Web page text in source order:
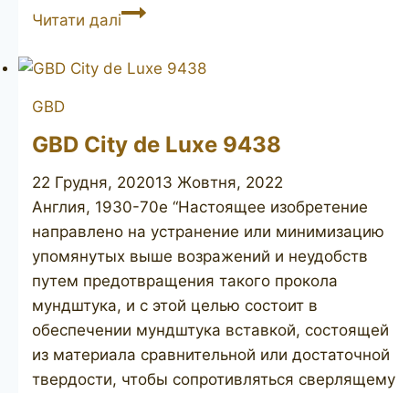
Читати даліCHARATAN’S
Special
bore
GBD
GBD City de Luxe 9438
22 Грудня, 202013 Жовтня, 2022
Англия, 1930-70е “Настоящее изобретение
направлено на устранение или минимизацию
упомянутых выше возражений и неудобств
путем предотвращения такого прокола
мундштука, и с этой целью состоит в
обеспечении мундштука вставкой, состоящей
из материала сравнительной или достаточной
твердости, чтобы сопротивляться сверлящему